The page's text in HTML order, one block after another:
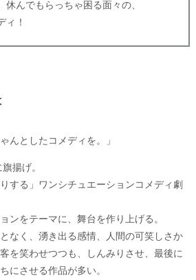
休んでもらっちゃ困る面々の、
ィ！
んとしたコメディを。」
揚げ。
する」ワンシチュエーションコメディ劇
ンをテーマに、舞台を作り上げる。
なく、湧き出る感情、人間の可笑しさか
を笑わせつつも、しんみりさせ、最後に
にさせる作品が多い。